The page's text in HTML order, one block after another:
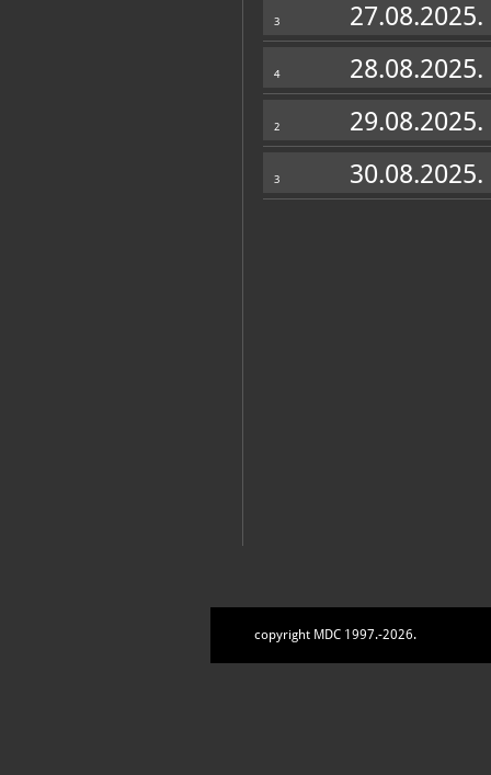
3 27.08.2025.
4 28.08.2025.
2 29.08.2025.
3 30.08.2025.
copyright MDC 1997.-2026.